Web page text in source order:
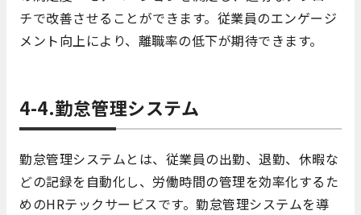
チで改善させることができます。従業員のエンゲージ
メント向上により、離職率の低下が期待できます。
4-4.勤怠管理システム
勤怠管理システムとは、従業員の出勤、退勤、休暇な
どの記録を自動化し、労働時間の管理を効率化するた
めのHRテックサービスです。勤怠管理システムを導